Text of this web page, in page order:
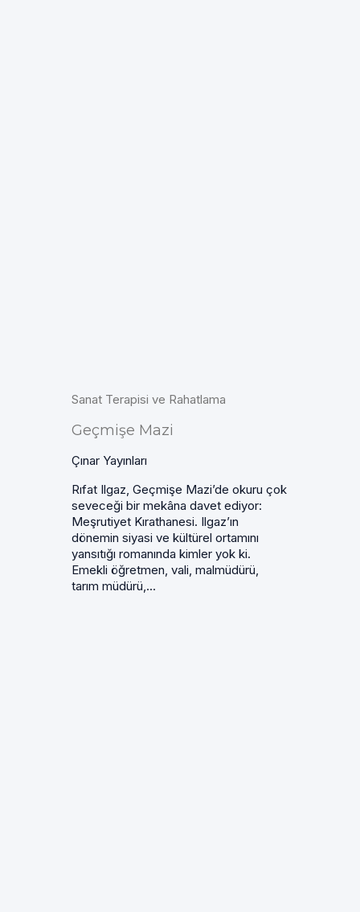
Sanat Terapisi ve Rahatlama
Geçmişe Mazi
Çınar Yayınları
Rıfat Ilgaz, Geçmişe Mazi’de okuru çok
seveceği bir mekâna davet ediyor:
Meşrutiyet Kırathanesi. Ilgaz’ın
dönemin siyasi ve kültürel ortamını
yansıtığı romanında kimler yok ki.
Emekli öğretmen, vali, malmüdürü,
tarım müdürü,...